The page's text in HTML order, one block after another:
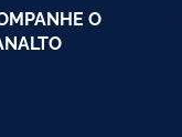
O